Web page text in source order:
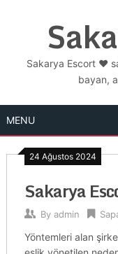
Sakarya Escort ❤️
bayan,
MENU
24 Ağustos 2024
Sakarya
By admin
Yöntemleri alan